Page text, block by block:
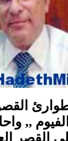
,,
القصر